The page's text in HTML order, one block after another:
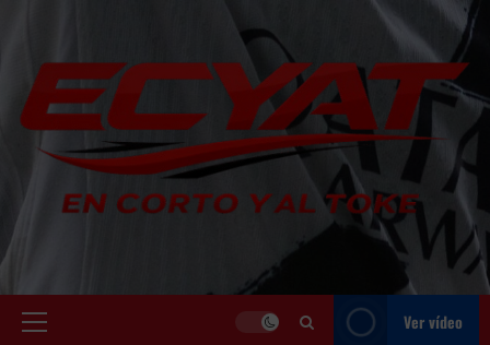
contenido
Menú
Ver vídeo